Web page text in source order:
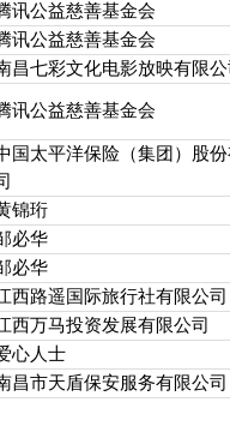
讯公益慈善基金会
讯公益慈善基金会
昌七彩文化电影放映有限
讯公益慈善基金会
国太平洋保险（集团）股
锦珩
必华
必华
西路遥国际旅行社有限公司
西万马投资发展有限公司
心人士
昌市天盾保安服务有限公司